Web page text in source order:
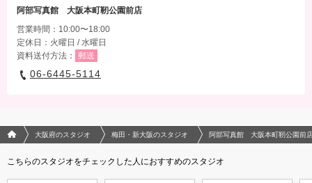
阿部写真館 大阪本町靭公園前店
営業時間：10:00〜18:00
定休日：火曜日 / 水曜日
資料送付方法：
郵送
06-6445-5114
フォトウエディング/結婚写真のPhotorait ホーム
大阪府のスタジオ 梅田・新大阪のスタジオ 阿部写真館 大阪本町靭公園前
こちらのスタジオをチェックした人におすすめのスタジオ